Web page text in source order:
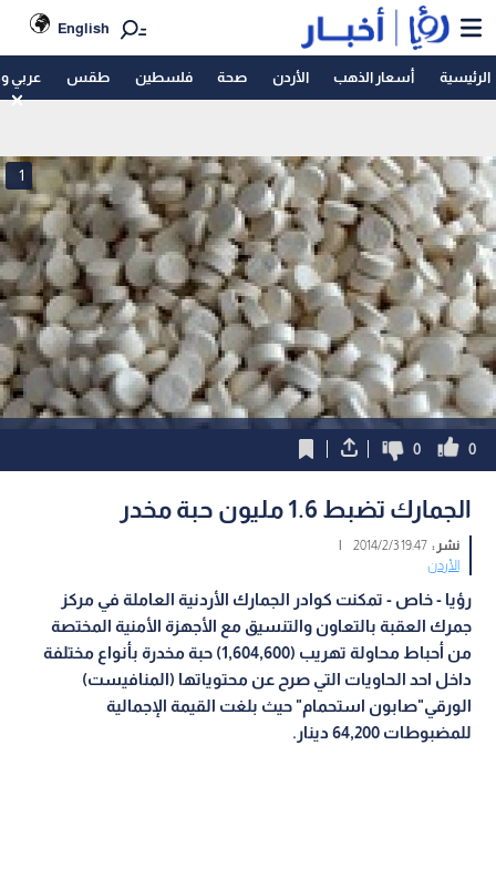
English
الرئيسية أسعار الذهب الأردن صحة فلسطين طقس عربي
1
0
0
الجمارك تضبط 1.6 مليون حبة مخدر
نشر :19:47 2014/2/3
|
الأردن
رؤيا - خاص - تمكنت كوادر الجمارك الأردنية العاملة في مركز
جمرك العقبة بالتعاون والتنسيق مع الأجهزة الأمنية المختصة
من أحباط محاولة تهريب (1,604,600) حبة مخدرة بأنواع مختلفة
داخل احد الحاويات التي صرح عن محتوياتها (المنافيست)
الورقي"صابون استحمام" حيث بلغت القيمة الإجمالية
للمضبوطات 64,200 دينار.